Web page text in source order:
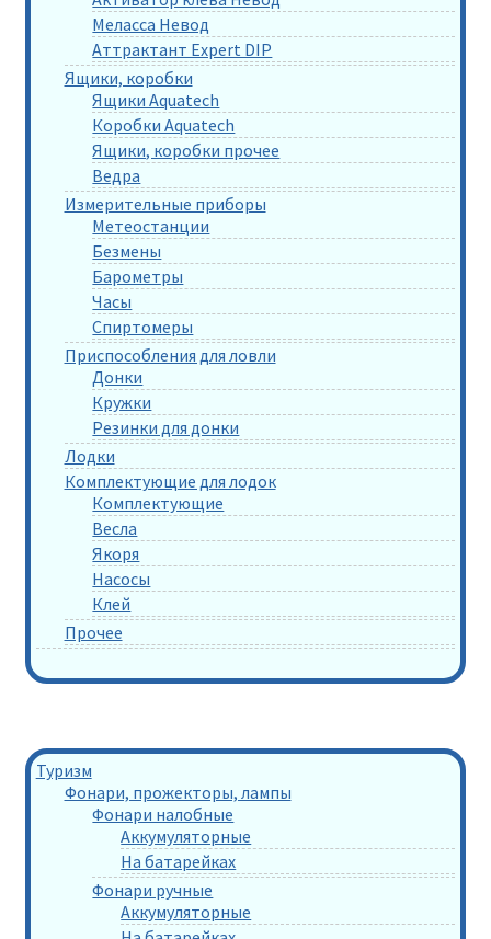
Меласса Невод
Аттрактант Expert DIP
Ящики, коробки
Ящики Aquatech
Коробки Aquatech
Ящики, коробки прочее
Ведра
Измерительные приборы
Метеостанции
Безмены
Барометры
Часы
Спиртомеры
Приспособления для ловли
Донки
Кружки
Резинки для донки
Лодки
Комплектующие для лодок
Комплектующие
Весла
Якоря
Насосы
Клей
Прочее
Туризм
Фонари, прожекторы, лампы
Фонари налобные
Аккумуляторные
На батарейках
Фонари ручные
Аккумуляторные